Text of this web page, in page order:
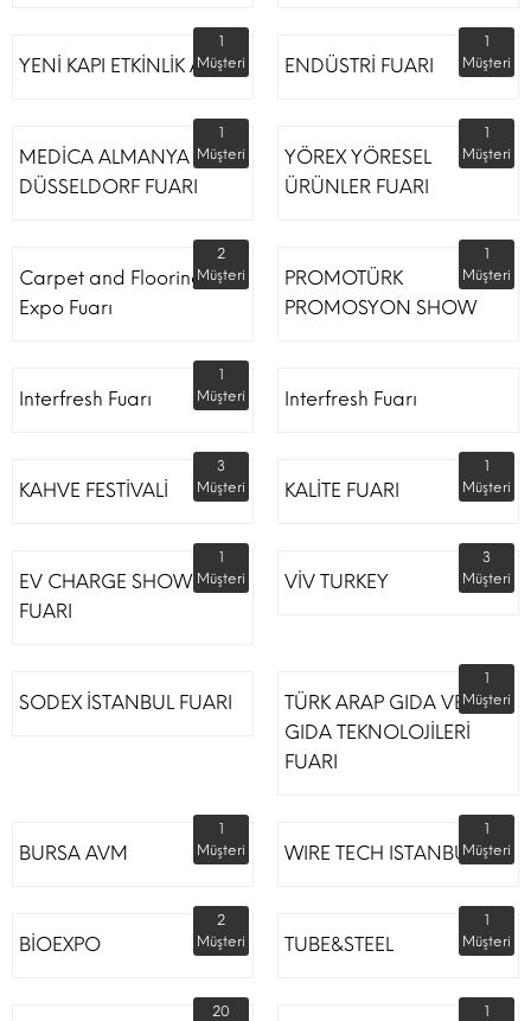
YENİ KAPI ETKİNLİK ALANI
1
Müşteri
ENDÜSTRİ FUARI
1
Müşteri
MEDİCA ALMANYA
DÜSSELDORF FUARI
1
Müşteri
YÖREX YÖRESEL
ÜRÜNLER FUARI
1
Müşteri
Carpet and Flooring
Expo Fuarı
2
Müşteri
PROMOTÜRK
PROMOSYON SHOW
1
Müşteri
Interfresh Fuarı
1
Müşteri
Interfresh Fuarı
KAHVE FESTİVALİ
3
Müşteri
KALİTE FUARI
1
Müşteri
EV CHARGE SHOW
FUARI
1
Müşteri
VİV TURKEY
3
Müşteri
SODEX İSTANBUL FUARI
TÜRK ARAP GIDA VE
GIDA TEKNOLOJİLERİ
FUARI
1
Müşteri
BURSA AVM
1
Müşteri
WIRE TECH ISTANBUL
1
Müşteri
BİOEXPO
2
Müşteri
TUBE&STEEL
1
Müşteri
20
1